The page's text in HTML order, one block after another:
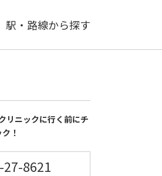
駅・路線から探す
リニックに行く前にチ
！
27-8621